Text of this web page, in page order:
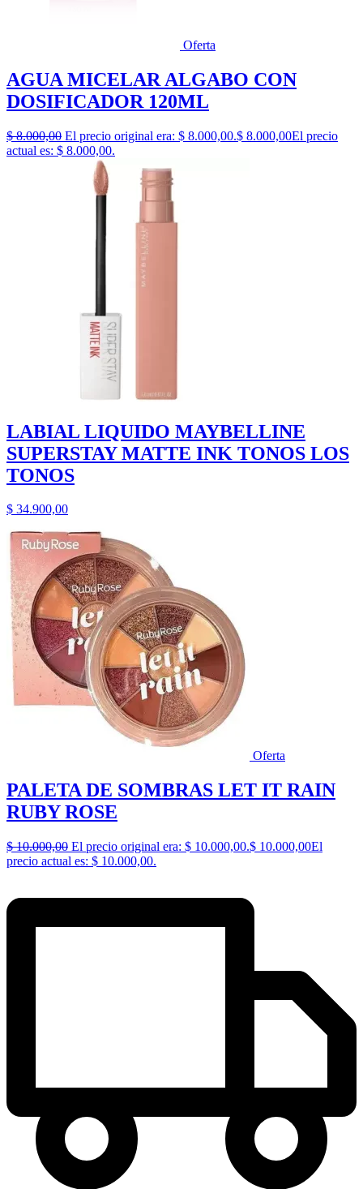
Oferta
AGUA MICELAR ALGABO CON
DOSIFICADOR 120ML
$8.000,00 El precio original era: $ 8.000,00.$ 8.000,00El precio
actual es: $ 8.000,00.
LABIAL LIQUIDO MAYBELLINE
SUPERSTAY MATTE INK TONOS LOS
TONOS
$ 34.900,00
Oferta
PALETA DE SOMBRAS LET IT RAIN
RUBY ROSE
$10.000,00 El precio original era: $ 10.000,00.$ 10.000,00El
precio actual es: $ 10.000,00.